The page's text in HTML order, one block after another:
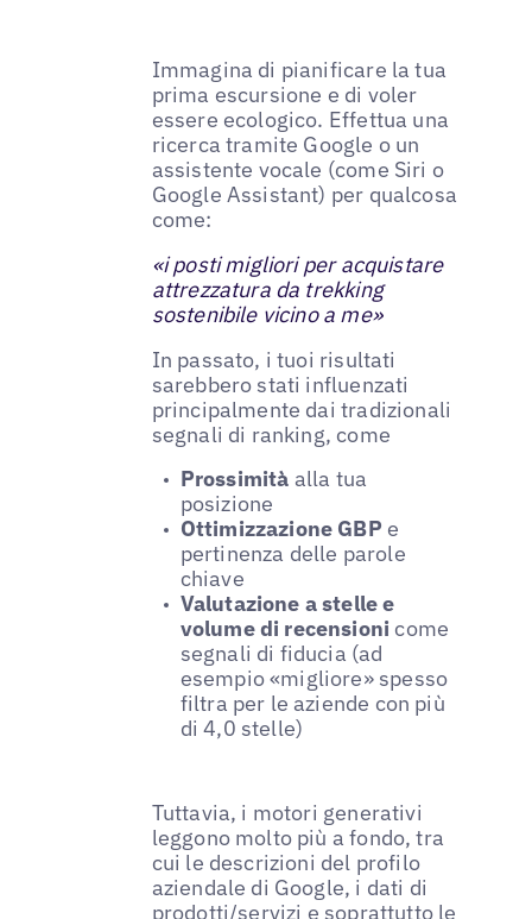
Immagina di pianificare la tua
prima escursione e di voler
essere ecologico. Effettua una
ricerca tramite Google o un
assistente vocale (come Siri o
Google Assistant) per qualcosa
come:
«i posti migliori per acquistare
attrezzatura da trekking
sostenibile vicino a me»
In passato, i tuoi risultati
sarebbero stati influenzati
principalmente dai tradizionali
segnali di ranking, come
Prossimità alla tua
posizione
Ottimizzazione GBP e
pertinenza delle parole
chiave
Valutazione a stelle e
volume di recensionicome
segnali di fiducia (ad
esempio «migliore» spesso
filtra per le aziende con più
di 4,0 stelle)
Tuttavia, i motori generativi
leggono molto più a fondo, tra
cui le descrizioni del profilo
aziendale di Google, i dati di
prodotti/servizi e soprattutto le